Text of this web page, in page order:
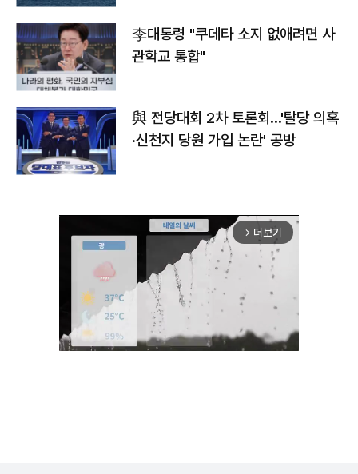
李대통령 "쿠데타 소지 없애려면 사
관학교 통합"
與 전당대회 2차 토론회…'탈당 의혹
·신천지 당원 가입 논란' 공방
arrow_forward_ios 더보기